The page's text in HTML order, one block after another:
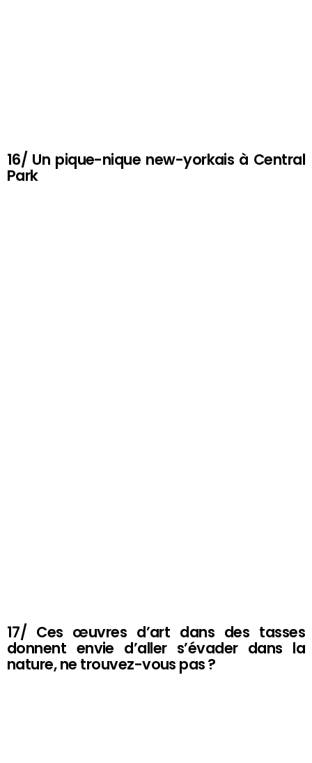
16/ Un pique-nique new-yorkais à Central
Park
17/ Ces œuvres d’art dans des tasses
donnent envie d’aller s’évader dans la
nature, ne trouvez-vous pas ?